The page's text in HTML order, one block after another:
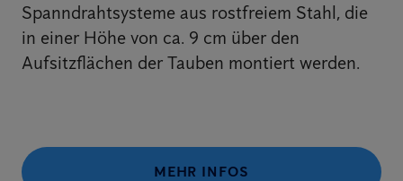
Spanndrahtsysteme aus rostfreiem Stahl, die
in einer Höhe von ca. 9 cm über den
Aufsitzflächen der Tauben montiert werden.
MEHR INFOS